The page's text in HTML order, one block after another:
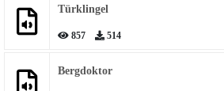
Türklingel
857 514
Bergdoktor